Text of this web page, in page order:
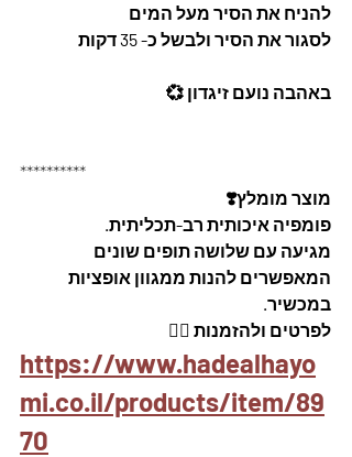
להניח את הסיר מעל המים
לסגור את הסיר ולבשל כ- 35 דקות
באהבה נועם זיגדון 💞
**********
מוצר מומלץ❣️
פומפיה איכותית רב-תכליתית.
מגיעה עם שלושה תופים שונים
המאפשרים להנות ממגוון אופציות
במכשיר.
לפרטים ולהזמנות 👇🏼
https://www.hadealhayo
mi.co.il/products/item/89
70